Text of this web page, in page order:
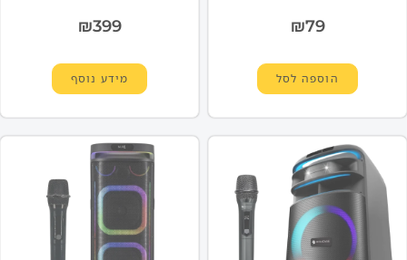
₪79
הוספה לסל
₪399
מידע נוסף